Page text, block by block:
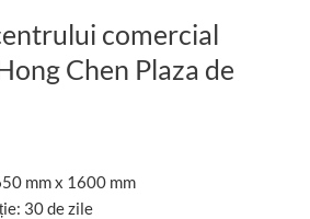
comercial
Chen Plaza de
mm x 1600 mm
30 de zile